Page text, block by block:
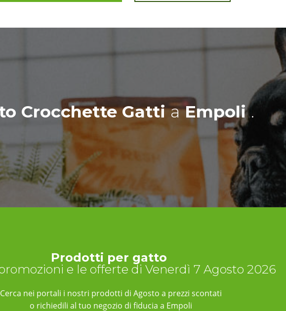
Crocchette GattiaEmpoli.
Prodotti per gatto
e le offerte di Venerdì 7 Agosto 2026
Cerca nei portali i nostri prodotti di Agosto a prezzi scontati
o richiedili al tuo negozio di fiducia a Empoli